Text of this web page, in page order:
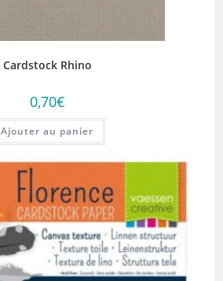
Cardstock Rhino
0,70€
Ajouter au panier